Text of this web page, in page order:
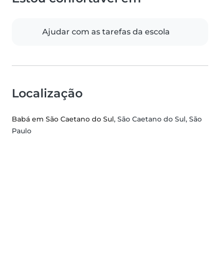
Ajudar com as tarefas da escola
Localização
Babá em São Caetano do Sul, São Caetano do Sul, São
Paulo